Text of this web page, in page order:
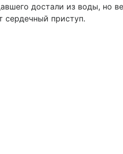
достали из воды, но
сердечный приступ.